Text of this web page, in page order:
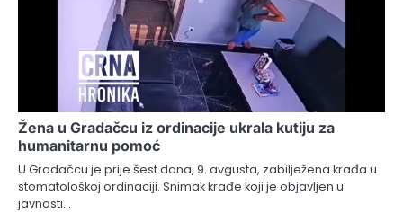
Žena u Gradačcu iz ordinacije ukrala kutiju za
humanitarnu pomoć
U Gradačcu je prije šest dana, 9. avgusta, zabilježena krađa u
stomatološkoj ordinaciji. Snimak krađe koji je objavljen u
javnosti…